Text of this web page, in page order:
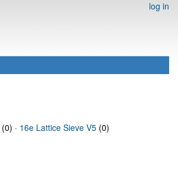
log in
(0) · 16e Lattice Sieve V5 (0)